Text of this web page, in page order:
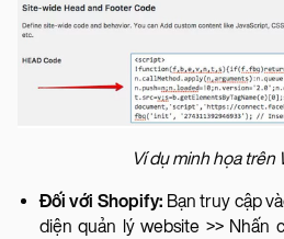
Ví dụ minh họa trên
Đối với Shopify: Bạn truy cập
diện quản lý website >> Nhấn